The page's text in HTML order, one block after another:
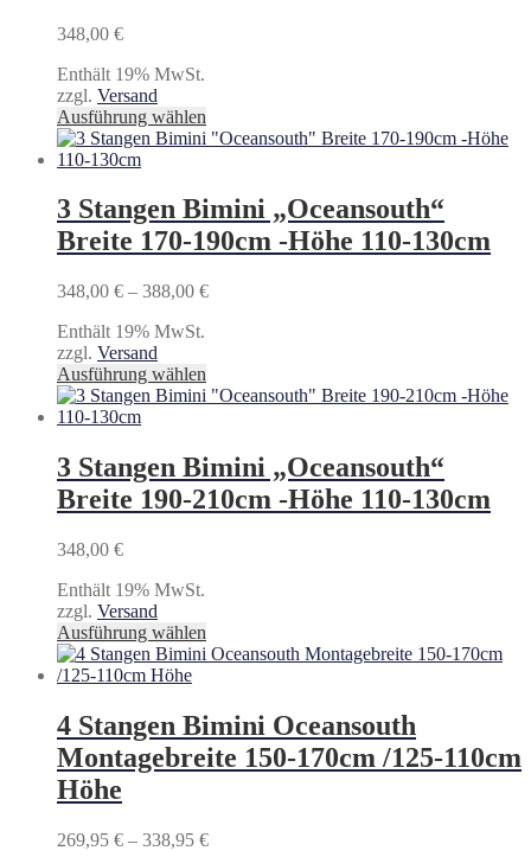
348,00 €
Enthält 19% MwSt.
zzgl. Versand
Ausführung wählen
Produkt
Varianten
auf.
Die
können
werden
3 Stangen Bimini „Oceansouth“
Breite 170-190cm -Höhe 110-130cm
348,00 € – 388,00 €Preisspanne:
Enthält 19% MwSt.
zzgl. Versand
Ausführung wählen
Produkt
Varianten
auf.
Die
werden
3 Stangen Bimini „Oceansouth“
Breite 190-210cm -Höhe 110-130cm
348,00 €
Enthält 19% MwSt.
zzgl. Versand
Ausführung wählen
Produkt
Varianten
auf.
Die
der
4 Stangen Bimini Oceansouth
Montagebreite 150-170cm /125-110cm
Höhe
269,95 € – 338,95 €Preisspanne: